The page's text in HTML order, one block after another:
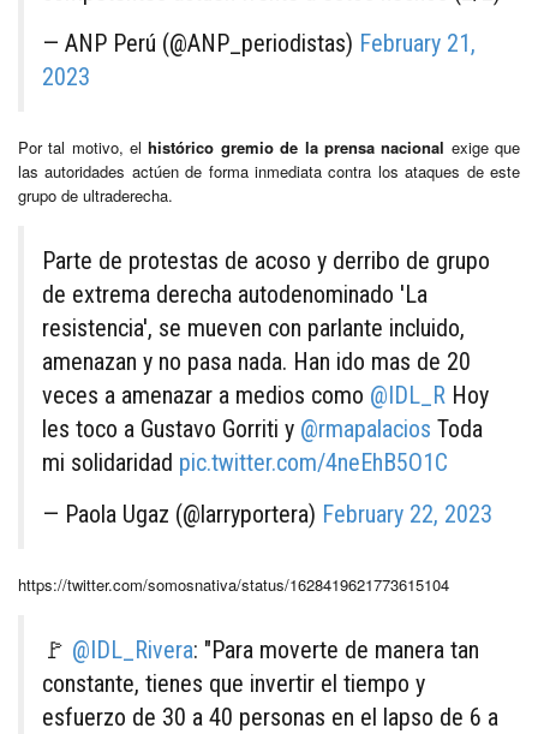
— ANP Perú (@ANP_periodistas) February 21,
2023
Por tal motivo, elhistórico gremio de la prensa nacional exige que
las autoridades actúen de forma inmediata contra los ataques de este
grupo de ultraderecha.
Parte de protestas de acoso y derribo de grupo
de extrema derecha autodenominado 'La
resistencia', se mueven con parlante incluido,
amenazan y no pasa nada. Han ido mas de 20
veces a amenazar a medios como @IDL_R Hoy
les toco a Gustavo Gorriti y @rmapalacios Toda
mi solidaridad pic.twitter.com/4neEhB5O1C
— Paola Ugaz (@larryportera) February 22, 2023
https://twitter.com/somosnativa/status/1628419621773615104
🚩 @IDL_Rivera: "Para moverte de manera tan
constante, tienes que invertir el tiempo y
esfuerzo de 30 a 40 personas en el lapso de 6 a